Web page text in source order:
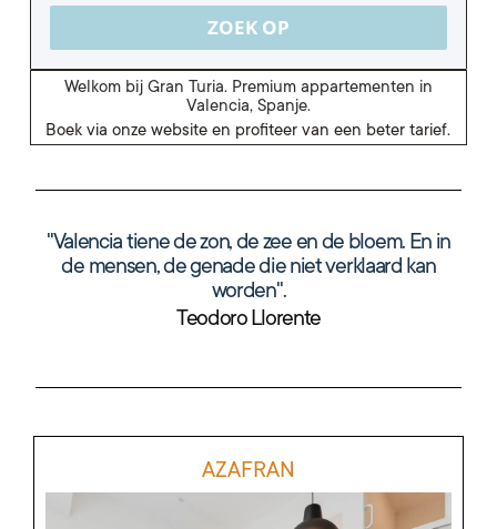
ZOEK OP
Welkom bij Gran Turia. Premium appartementen in
Valencia, Spanje.
Boek via onze website en profiteer van een beter tarief.
"Valenciatienede zon, de zee en de bloem. En in
de mensen, de genade die niet verklaard kan
worden".
Teodoro Llorente
AZAFRAN